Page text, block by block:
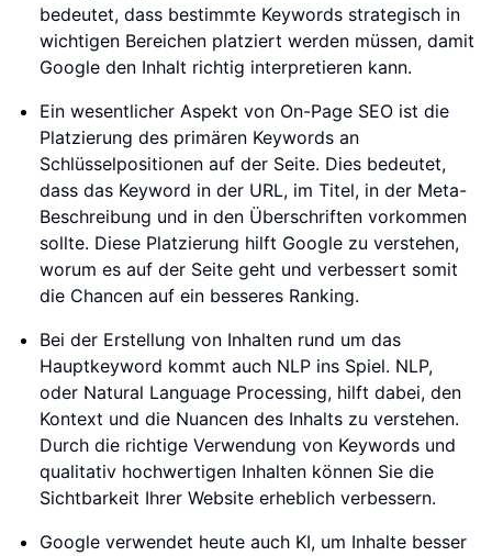
bedeutet, dass bestimmte Keywords strategisch in
wichtigen Bereichen platziert werden müssen, damit
Google den Inhalt richtig interpretieren kann.
Ein wesentlicher Aspekt von On-Page SEO ist die
Platzierung des primären Keywords an
Schlüsselpositionen auf der Seite. Dies bedeutet,
dass das Keyword in der URL, im Titel, in der Meta-
Beschreibung und in den Überschriften vorkommen
sollte. Diese Platzierung hilft Google zu verstehen,
worum es auf der Seite geht und verbessert somit
die Chancen auf ein besseres Ranking.
Bei der Erstellung von Inhalten rund um das
Hauptkeyword kommt auch NLP ins Spiel. NLP,
oder Natural Language Processing, hilft dabei, den
Kontext und die Nuancen des Inhalts zu verstehen.
Durch die richtige Verwendung von Keywords und
qualitativ hochwertigen Inhalten können Sie die
Sichtbarkeit Ihrer Website erheblich verbessern.
Google verwendet heute auch KI, um Inhalte besser